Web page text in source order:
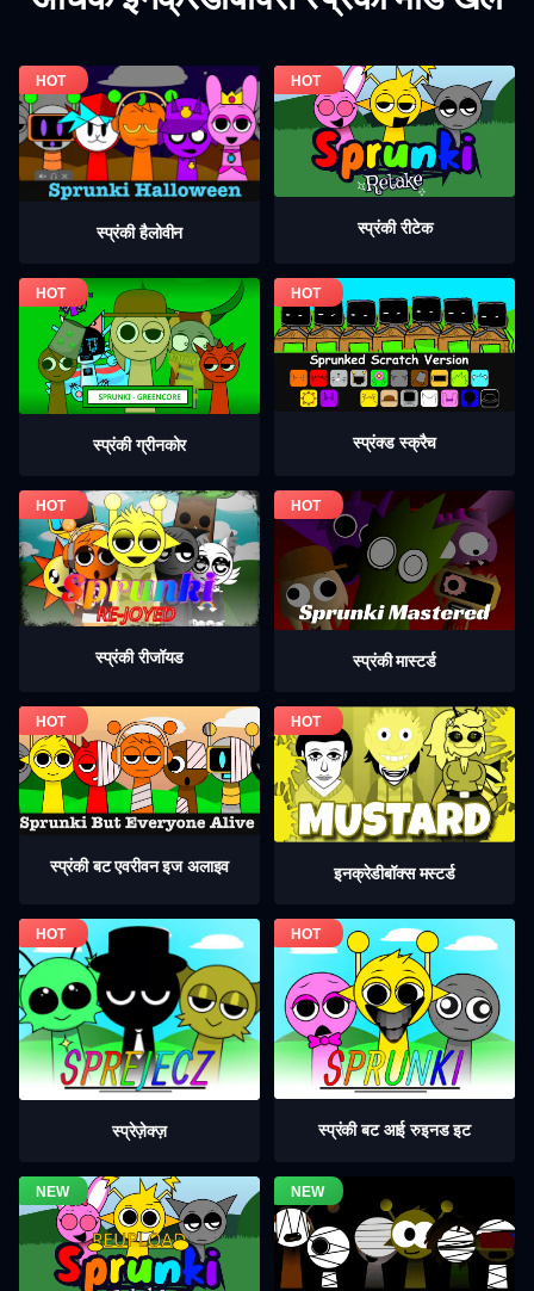
स्प्रंकी हैलोवीन स्प्रंकी रीटेक
स्प्रंकी ग्रीनकोर स्प्रंक्ड स्क्रैच
स्प्रंकी रीजॉयड स्प्रंकी मास्टर्ड
स्प्रंकी बट एवरीवन इज अलाइव इनक्रेडीबॉक्स मस्टर्ड
स्प्रेज़ेक्ज़ स्प्रंकी बट आई रुइनड इट